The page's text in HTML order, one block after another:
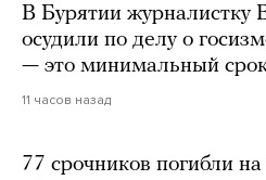
В Бурятии журналистку
осудили по делу о
— это минимальный срок
11 часов назад
77 срочников погибли